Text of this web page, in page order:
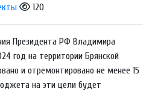
120
Президента РФ Владимира
год на территории Брянской
и отремонтировано не менее 15
на эти цели будет